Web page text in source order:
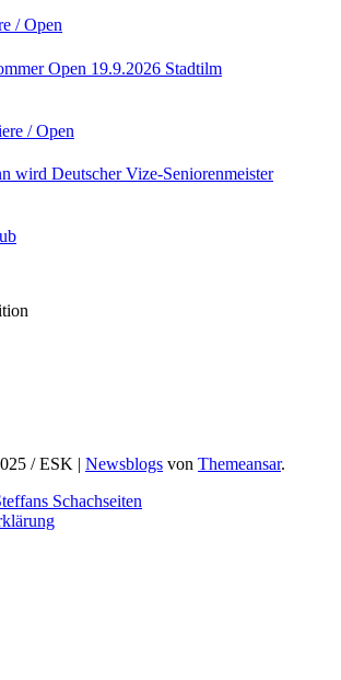
/ Open
Open 19.9.2026 Stadtilm
/ Open
wird Deutscher Vize-Seniorenmeister
/ ESK Newsblogs von Themeansar.
Schachseiten